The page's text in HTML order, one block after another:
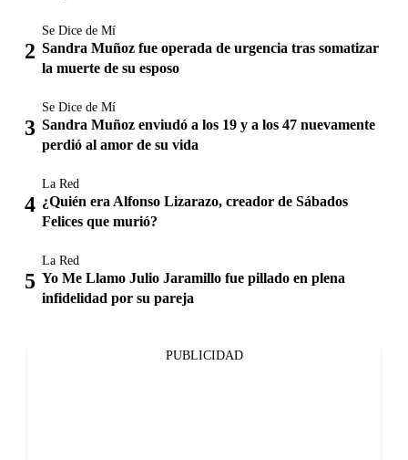
Se Dice de Mí
Sandra Muñoz fue operada de urgencia tras somatizar
la muerte de su esposo
Se Dice de Mí
Sandra Muñoz enviudó a los 19 y a los 47 nuevamente
perdió al amor de su vida
La Red
¿Quién era Alfonso Lizarazo, creador de Sábados
Felices que murió?
La Red
Yo Me Llamo Julio Jaramillo fue pillado en plena
infidelidad por su pareja
PUBLICIDAD